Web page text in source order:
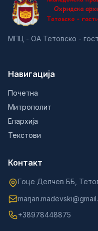
МПЦ - ОА Тетовско -
Навигација
Почетна
Митрополит
Епархија
Текстови
Контакт
Гоце Делчев ББ,
+38978448875